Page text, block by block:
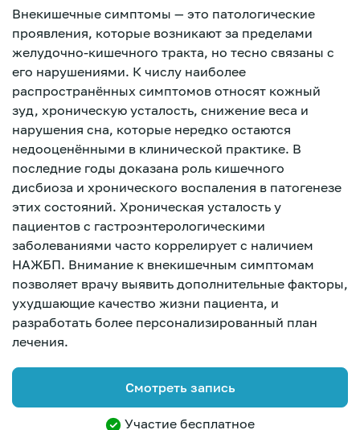
Зарегистрироваться
Внекишечные симптомы — это патологические
проявления, которые возникают за пределами
желудочно-кишечного тракта, но тесно связаны с
его нарушениями. К числу наиболее
распространённых симптомов относят кожный
зуд, хроническую усталость, снижение веса и
нарушения сна, которые нередко остаются
недооценёнными в клинической практике. В
последние годы доказана роль кишечного
дисбиоза и хронического воспаления в патогенезе
этих состояний. Хроническая усталость у
пациентов с гастроэнтерологическими
заболеваниями часто коррелирует с наличием
НАЖБП. Внимание к внекишечным симптомам
позволяет врачу выявить дополнительные факторы,
ухудшающие качество жизни пациента, и
разработать более персонализированный план
лечения.
Смотреть запись
Участие бесплатное